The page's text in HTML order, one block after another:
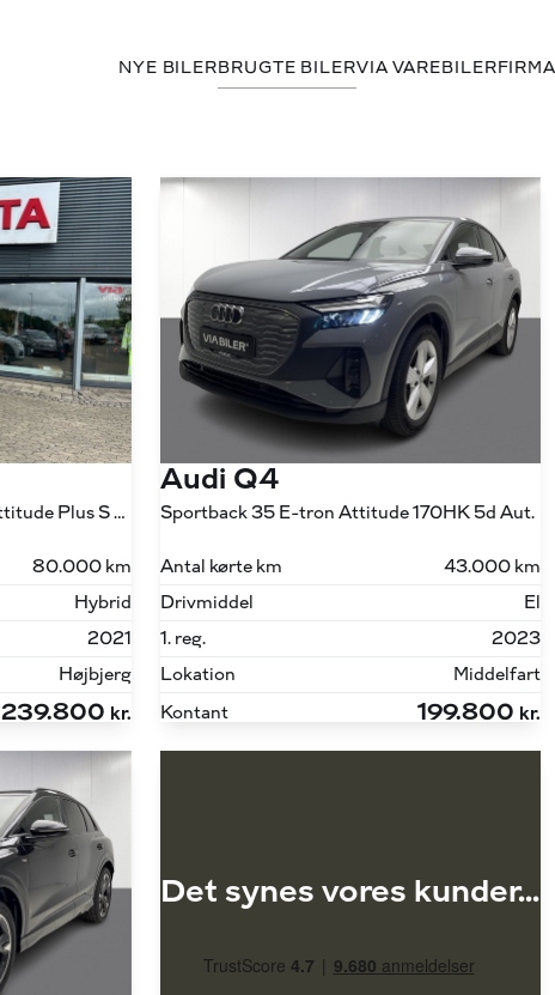
NYE BILER BRUGTE BILERVIA VAREBILER
1,4 45 TFSI e Plugin-hybrid Attitude Plus S Tronic 245HK 5d 6g Aut.
80.000 km
Hybrid
2021
Højbjerg
239.800 kr.
Audi Q4
Sportback 35 E-tron Attitude 170HK 5d Aut.
Antal kørte km
43.000 km
Drivmiddel
El
1. reg.
2023
Lokation
Middelfart
Kontant
199.800 kr.
Det synes vores kunder...